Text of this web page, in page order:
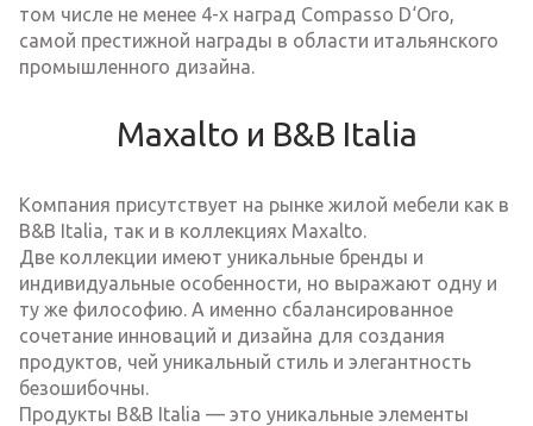
том числе не менее 4-х наград Compasso D‘Oro,
самой престижной награды в области итальянского
промышленного дизайна.
Maxalto и B&B Italia
Компания присутствует на рынке жилой мебели как в
B&B Italia, так и в коллекциях Maxalto.
Две коллекции имеют уникальные бренды и
индивидуальные особенности, но выражают одну и
ту же философию. А именно сбалансированное
сочетание инноваций и дизайна для создания
продуктов, чей уникальный стиль и элегантность
безошибочны.
Продукты B&B Italia — это уникальные элементы